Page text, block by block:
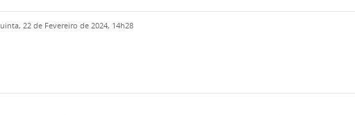
22 de Fevereiro de 2024, 14h28